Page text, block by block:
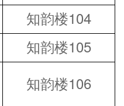
知韵楼104
知韵楼105
知韵楼106